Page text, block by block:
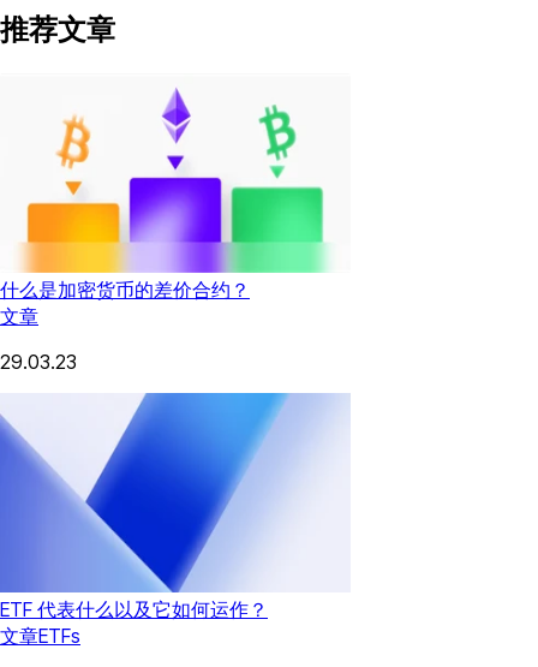
推荐文章
什么是加密货币的差价合约？
文章
29.03.23
ETF 代表什么以及它如何运作？
文章ETFs